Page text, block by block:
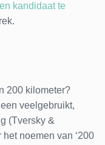
kandidaat te
200 kilometer?
veelgebruikt,
(Tversky &
noemen van ‘200